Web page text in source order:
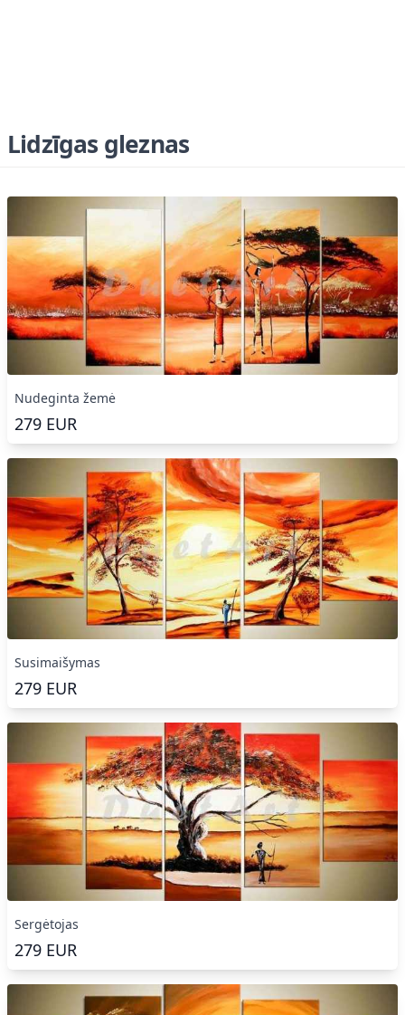
Lidzīgas gleznas
Nudeginta žemė
279 EUR
Susimaišymas
279 EUR
Sergėtojas
279 EUR